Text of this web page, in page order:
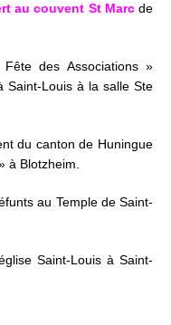
au couvent St Marcde
des Associations »
Saint-Louis à la salle Ste
du canton de Huningue
à Blotzheim.
au Temple de Saint-
Saint-Louis à Saint-